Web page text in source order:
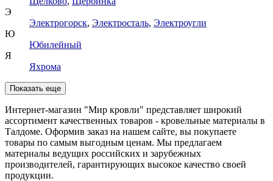
Э
Электрогорск, Электросталь, Электроугли
Ю
Юбилейный
Я
Яхрома
Показать еще
Интернет-магазин "Мир кровли" представляет широкий
ассортимент качественных товаров - кровельные материалы в
Талдоме. Оформив заказ на нашем сайте, вы покупаете
товары по самым выгодным ценам. Мы предлагаем
материалы ведущих российских и зарубежных
производителей, гарантирующих высокое качество своей
продукции.